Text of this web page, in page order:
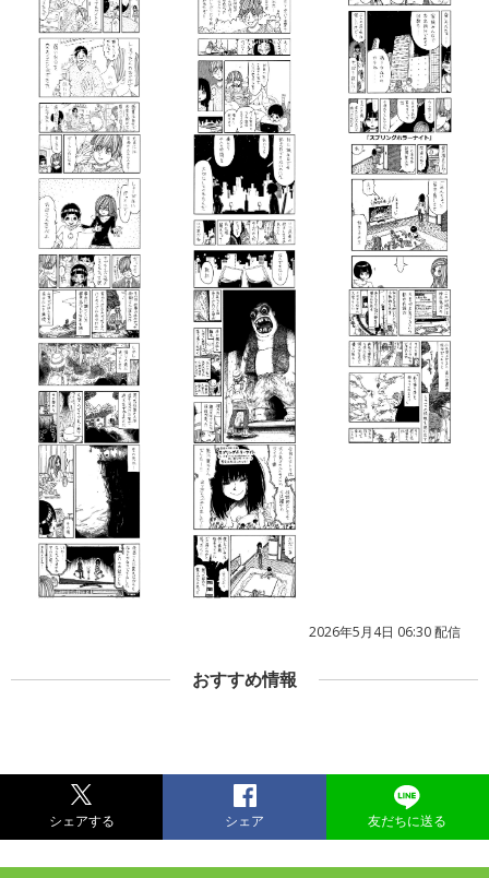
2026年5月4日 06:30 配信
おすすめ情報
シェアする シェア 友だちに送る